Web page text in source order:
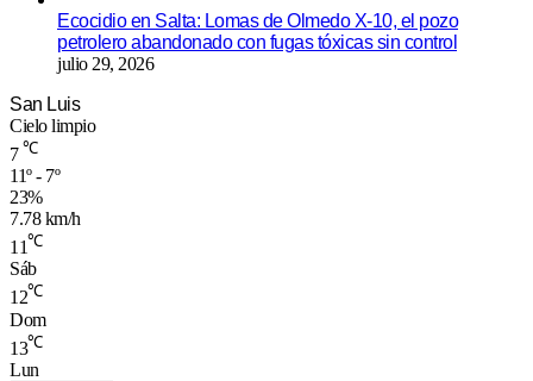
Ecocidio en Salta: Lomas de Olmedo X-10, el pozo
petrolero abandonado con fugas tóxicas sin control
julio 29, 2026
San Luis
Cielo limpio
7 ℃
11º - 7º
23%
7.78 km/h
11℃
Sáb
12℃
Dom
13℃
Lun